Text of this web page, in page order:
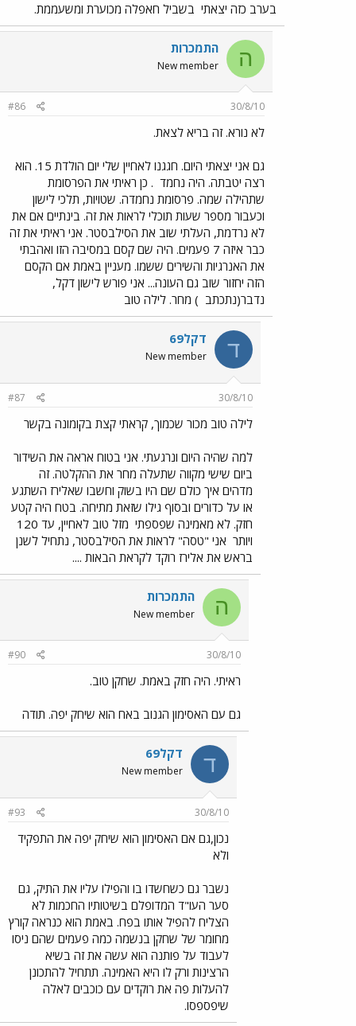
בערב כזה יצאתי בשביל חאפלה מכוערת ומשעממת.
ה התמכרות
New member
30/8/10
#86
לא נורא. זה בריא לצאת.
גם אני יצאתי היום. חגגנו לאחיין שלי יום הולדת 15. הוא
רצה יטבתה. היה נחמד . כן ראיתי את הפרסומת
שתהילה שמה. פרסומת נחמדה. שטויות, תלכי לישון
וכעבור מספר שעות תוכלי לראות את זה. בינתיים אם את
לא נרדמת, העלתי שוב את הסילבסטר. אני ראיתי את זה
כבר איזה 7 פעמים. היה שם קסם במסיבה הזו ואהבתי
את האנרגיות והשירים ששמו. מעניין באמת אם הקסם
הזה יחזור שוב גם העונה... אני פורש לישון דקל,
נדבר(נתכתב ) מחר. לילה טוב
ד דקל69
New member
30/8/10
#87
לילה טוב מכור שכמוך, קראתי קצת בקומונה בקשר
למה שהיה היום ונרגעתי. אני בטוח אראה את השידור
ביום שישי מקווה שתעלה מחר את ההקלטה. זה
מדהים איך כולם שם היו בשוק וחשבו שאלירז השתגע
או על כדורים ובסוף גילו שזאת מתיחה. בטח היה קטע
חזק. לא מאמינה שפספתי
מזל טוב לאחיין, עד 120
ויותר אני "טסה" לראות את הסילבסטר, נתחיל לשנן
בראש את אלירז רוקד לקראת הבאות ....
ה התמכרות
New member
30/8/10
#90
ראיתי. היה חזק באמת. שחקן טוב.
גם עם האסימון הגנוב באח הוא שיחק יפה. תודה
ד דקל69
New member
30/8/10
#93
נכון,גם אם האסימון הוא שיחק יפה את התפקיד
ולא
נשבר גם כשחשדו בו והפילו עליו את התיק, גם
סער העו"ד המדופלם בשיטותיו החכמות לא
הצליח להפיל אותו בפח. באמת הוא כנראה קורץ
מחומר של שחקן בנשמה כמה פעמים שהם ניסו
לעבוד על פותנה הוא עשה את זה בשיא
הרצינות ורק לו היא האמינה. תתחיל להתכונן
להעלות פה את רוקדים עם כוכבים לאלה
שיפספסו.